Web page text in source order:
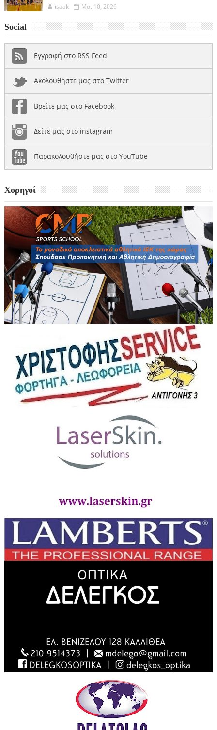
isaak Μαι 10, 2026
Social
Εγγραφή στο RSS Feed
Ακολουθήστε μας στο Twitter
Βρείτε μας στο Facebook
Δείτε μας στο instagram
Παρακολουθήστε μας στο YouTube
Χορηγοί